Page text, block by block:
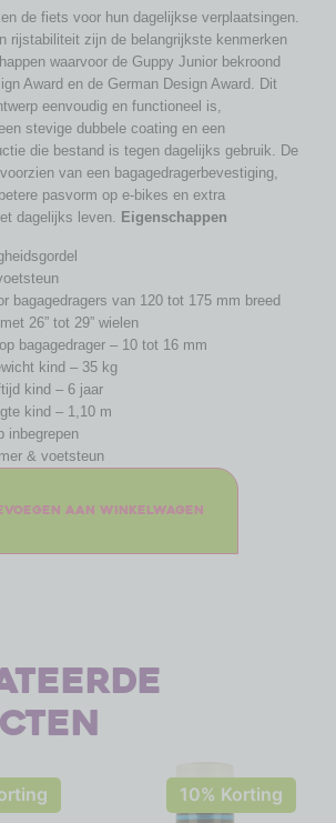
de fiets voor hun dagelijkse verplaatsingen.
rijstabiliteit zijn de belangrijkste kenmerken
waarvoor de Guppy Junior bekroond
Award en de German Design Award. Dit
eenvoudig en functioneel is,
stevige dubbele coating en een
die bestand is tegen dagelijks gebruik. De
van een bagagedragerbevestiging,
pasvorm op e-bikes en extra
dagelijks leven. Eigenschappen
bagagedragers van 120 tot 175 mm breed
26” tot 29” wielen
bagagedrager – 10 tot 16 mm
kind – 35 kg
kind – 6 jaar
kind – 1,10 m
inbegrepen
& voetsteun
aan winkelwagen
10% Korting